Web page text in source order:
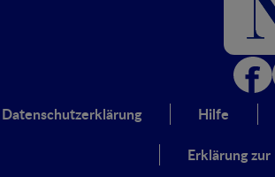
Datenschutzerklärung Hilfe
Erklärung